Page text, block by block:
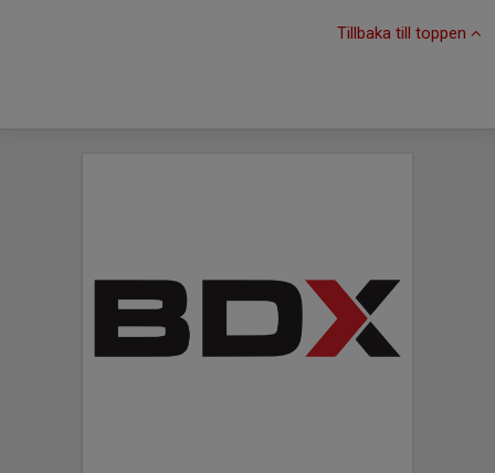
Tillbaka till toppen